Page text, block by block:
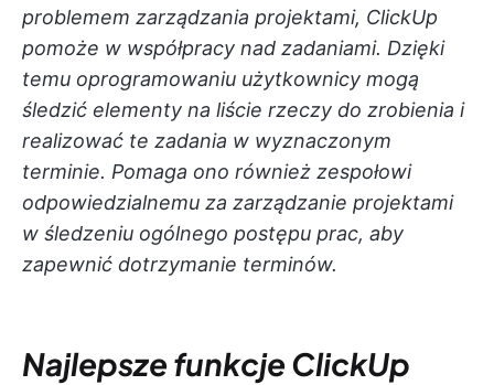
problemem zarządzania projektami, ClickUp
pomoże w współpracy nad zadaniami. Dzięki
temu oprogramowaniu użytkownicy mogą
śledzić elementy na liście rzeczy do zrobienia i
realizować te zadania w wyznaczonym
terminie. Pomaga ono również zespołowi
odpowiedzialnemu za zarządzanie projektami
w śledzeniu ogólnego postępu prac, aby
zapewnić dotrzymanie terminów.
Najlepsze funkcje ClickUp